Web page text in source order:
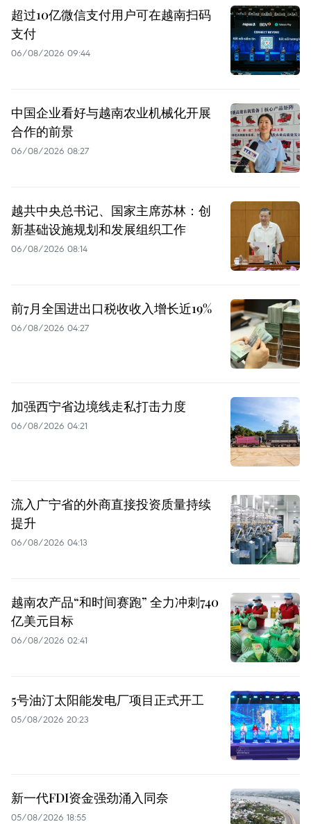
超过10亿微信支付用户可在越南扫码
支付
06/08/2026 09:44
中国企业看好与越南农业机械化开展
合作的前景
06/08/2026 08:27
越共中央总书记、国家主席苏林：创
新基础设施规划和发展组织工作
06/08/2026 08:14
前7月全国进出口税收收入增长近19%
06/08/2026 04:27
加强西宁省边境线走私打击力度
06/08/2026 04:21
流入广宁省的外商直接投资质量持续
提升
06/08/2026 04:13
越南农产品“和时间赛跑” 全力冲刺740
亿美元目标
06/08/2026 02:41
5号油汀太阳能发电厂项目正式开工
05/08/2026 20:23
新一代FDI资金强劲涌入同奈
05/08/2026 18:55